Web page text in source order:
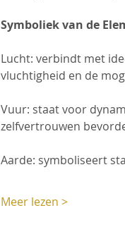
Symboliek van de
Lucht: verbindt met
vluchtigheid en de
Vuur: staat voor
zelfvertrouwen
Aarde: symboliseert
Meer lezen >